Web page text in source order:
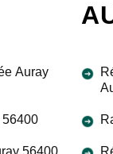
Auray
56400
56400